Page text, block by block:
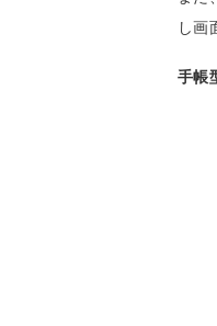
し画
手帳